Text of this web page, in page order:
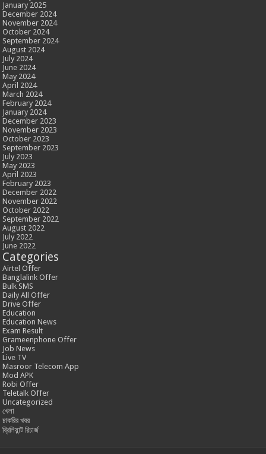
January 2025
December 2024
November 2024
October 2024
September 2024
August 2024
July 2024
June 2024
May 2024
April 2024
March 2024
February 2024
January 2024
December 2023
November 2023
October 2023
September 2023
July 2023
May 2023
April 2023
February 2023
December 2022
November 2022
October 2022
September 2022
August 2022
July 2022
June 2022
Categories
Airtel Offer
Banglalink Offer
Bulk SMS
Daily All Offer
Drive Offer
Education
Education News
Exam Result
Grameenphone Offer
Job News
Live TV
Masroor Telecom App
Mod APK
Robi Offer
Teletalk Offer
Uncategorized
খেলা
চাকরির খবর
ব্রিলিয়ান্ট রিচার্জ